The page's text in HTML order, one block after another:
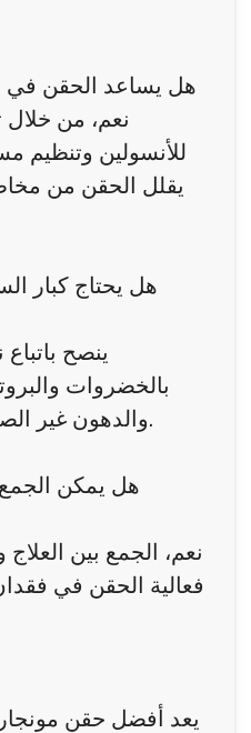
4. هل يساعد الحقن
نعم، من
للأنسولين وتنظيم
يقلل الحقن من
ينصح
بالخضروات
والدهون غير الصحية لتعزيز فعالية العلاج.
نعم، الجمع بين
فعالية الحقن في
يعد أفضل حقن